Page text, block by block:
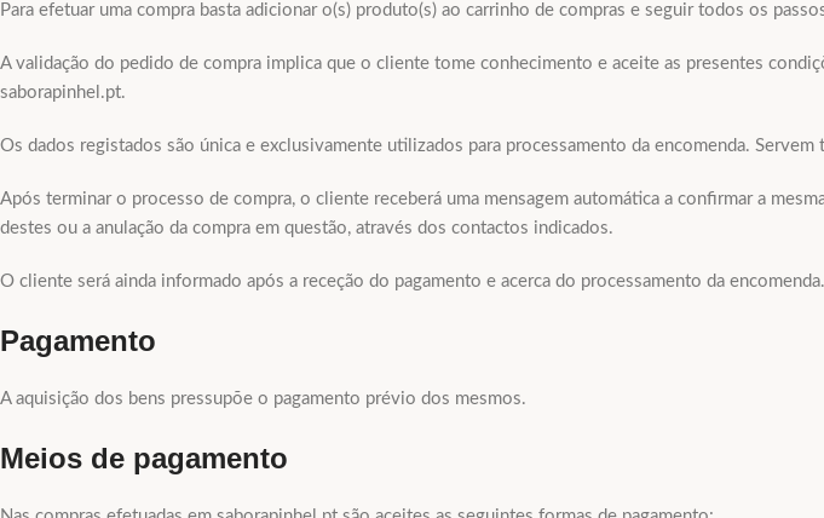
Para efetuar uma compra basta adicionar o(s) produto(s) ao carrinho de compras e seguir todos os
A validação do pedido de compra implica que o cliente tome conhecimento e aceite as presentes
saborapinhel.pt.
Os dados registados são única e exclusivamente utilizados para processamento da encomenda.
Após terminar o processo de compra, o cliente receberá uma mensagem automática a confirmar a
destes ou a anulação da compra em questão, através dos contactos indicados.
O cliente será ainda informado após a receção do pagamento e acerca do processamento da encomenda.
Pagamento
A aquisição dos bens pressupõe o pagamento prévio dos mesmos.
Meios de pagamento